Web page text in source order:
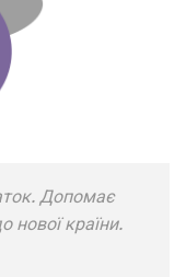
Допомає
нової країни.